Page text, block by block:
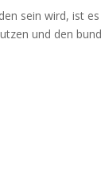
sein wird, ist
und den